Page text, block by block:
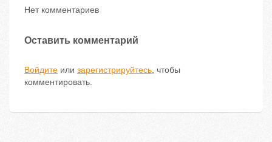
Нет комментариев
Оставить комментарий
Войдите или зарегистрируйтесь, чтобы
комментировать.